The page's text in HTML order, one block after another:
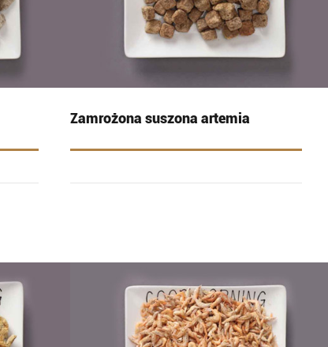
Zamrożona suszona artemia